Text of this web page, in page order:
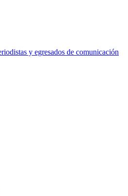
y egresados de comunicación